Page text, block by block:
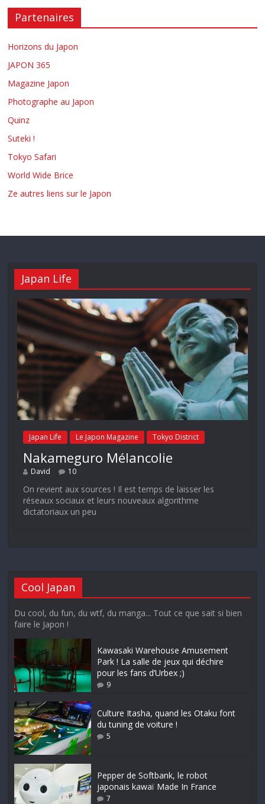
Partenaires
Horizons du Japon
JAPON 365
Magazine Japon
Photographe au Japon
Quinz
Suteki !
Tokyo Safari
World Wide Brice
Ze autres liens sur le Japon
Japan Life
Japan Life Le Japon Magazine Tokyo District
Nakameguro Mélancolie
David 10
On revient aux sources ! Il est temps de laisser les
réseaux sociaux et leurs nouveaux algorithme
dictatoriaux un peu
Cool Japan
Du cool, du fun, du wtf, du manga... Tout ce que sait si bien
faire le Japon !
Kawasaki Warehouse Amusement
Park ! La salle de jeux qui déchire
pour les fans d’Urbex ;)
9
Culture Itasha, quand les Otaku font
du tuning de voiture !
5
Pepper de Softbank, le robot
japonais kawaï Made In France
7